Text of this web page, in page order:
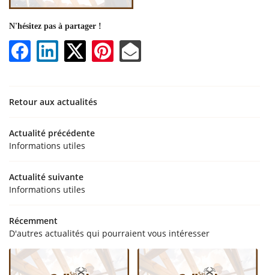
ACCUEIL
– BARDAGE
RENOUVELABLES
ACTUALITÉS
Inscription
N'hésitez pas à partager !
Retour aux actualités
Actualité précédente
Informations utiles
Actualité suivante
Informations utiles
Récemment
D'autres actualités qui pourraient vous intéresser